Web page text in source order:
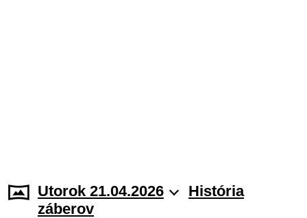
Utorok 21.04.2026
História
záberov